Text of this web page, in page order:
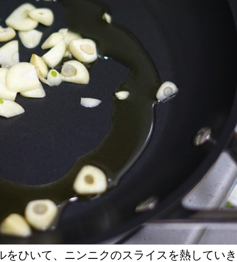
ひいて、ニンニクのスライスを熱していき